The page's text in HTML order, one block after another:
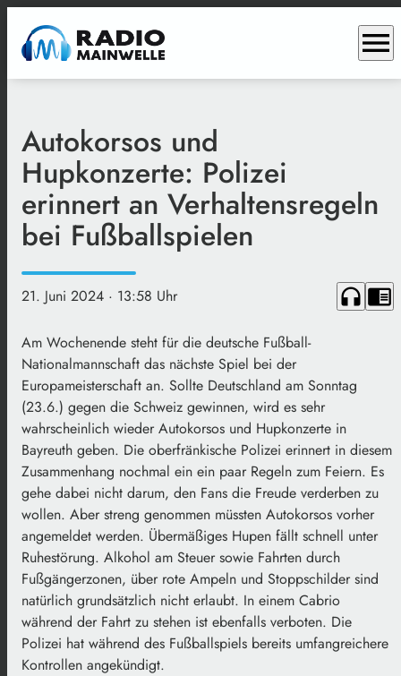
menu
Autokorsos und
Hupkonzerte: Polizei
erinnert an Verhaltensregeln
bei Fußballspielen
21. Juni 2024 · 13:58 Uhr headphones chrome_reader_mode
Am Wochenende steht für die deutsche Fußball-
Nationalmannschaft das nächste Spiel bei der
Europameisterschaft an. Sollte Deutschland am Sonntag
(23.6.) gegen die Schweiz gewinnen, wird es sehr
wahrscheinlich wieder Autokorsos und Hupkonzerte in
Bayreuth geben. Die oberfränkische Polizei erinnert in diesem
Zusammenhang nochmal ein ein paar Regeln zum Feiern. Es
gehe dabei nicht darum, den Fans die Freude verderben zu
wollen. Aber streng genommen müssten Autokorsos vorher
angemeldet werden. Übermäßiges Hupen fällt schnell unter
Ruhestörung. Alkohol am Steuer sowie Fahrten durch
Fußgängerzonen, über rote Ampeln und Stoppschilder sind
natürlich grundsätzlich nicht erlaubt. In einem Cabrio
während der Fahrt zu stehen ist ebenfalls verboten. Die
Polizei hat während des Fußballspiels bereits umfangreichere
Kontrollen angekündigt.